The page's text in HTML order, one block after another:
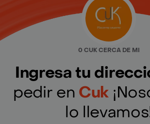
0 CUK CERCA DE MI
Ingresa tu
pedir en Cuk
lo